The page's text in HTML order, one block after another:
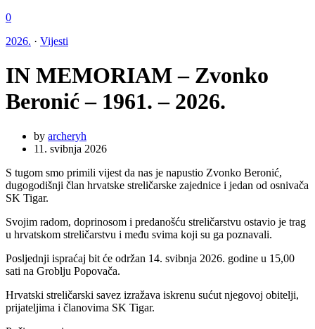
0
2026. · Vijesti
IN MEMORIAM – Zvonko
Beronić – 1961. – 2026.
by archeryh
11. svibnja 2026
S tugom smo primili vijest da nas je napustio Zvonko Beronić,
dugogodišnji član hrvatske streličarske zajednice i jedan od osnivača
SK Tigar.
Svojim radom, doprinosom i predanošću streličarstvu ostavio je trag
u hrvatskom streličarstvu i među svima koji su ga poznavali.
Posljednji ispraćaj bit će održan 14. svibnja 2026. godine u 15,00
sati na Groblju Popovača.
Hrvatski streličarski savez izražava iskrenu sućut njegovoj obitelji,
prijateljima i članovima SK Tigar.